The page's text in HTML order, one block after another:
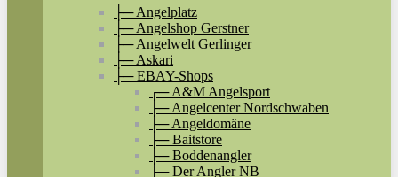
├─ Angelplatz
├─ Angelshop Gerstner
├─ Angelwelt Gerlinger
├─ Askari
├─ EBAY-Shops
┌─ A&M Angelsport
├─ Angelcenter Nordschwaben
├─ Angeldomäne
├─ Baitstore
├─ Boddenangler
├─ Der Angler NB